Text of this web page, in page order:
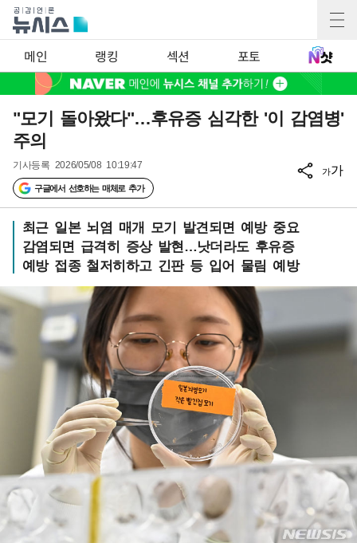
메인 랭킹 섹션 포토
"모기 돌아왔다"…후유증 심각한 '이 감염병'
주의
기사등록 2026/05/08 10:19:47
구글에서 선호하는 매체로 추가
가가
최근 일본 뇌염 매개 모기 발견되면 예방 중요
감염되면 급격히 증상 발현…낫더라도 후유증
예방 접종 철저히하고 긴판 등 입어 물림 예방